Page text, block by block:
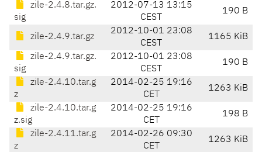
zile-2.4.8.tar.gz.
sig
2012-07-13 13:15
CEST
190 B
zile-2.4.9.tar.gz
2012-10-01 23:08
CEST
1165 KiB
zile-2.4.9.tar.gz.
sig
2012-10-01 23:08
CEST
190 B
zile-2.4.10.tar.g
z
2014-02-25 19:16
CET
1263 KiB
zile-2.4.10.tar.g
z.sig
2014-02-25 19:16
CET
198 B
zile-2.4.11.tar.g
z
2014-02-26 09:30
CET
1263 KiB